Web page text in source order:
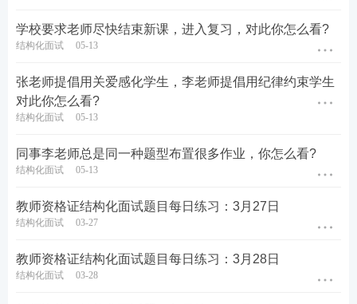
学校要求老师尽快结束新课，进入复习，对此你怎么看?
结构化面试 05-13
张老师提倡用关爱感化学生，李老师提倡用纪律约束学生
对此你怎么看?
结构化面试 05-13
同事李老师总是同一种题型布置很多作业，你怎么看?
结构化面试 05-13
教师资格证结构化面试题目每日练习：3月27日
结构化面试 03-27
教师资格证结构化面试题目每日练习：3月28日
结构化面试 03-28